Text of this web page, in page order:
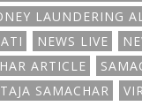
LAUNDERING
NEWS LIVE
ARTICLE
TAJA SAMACHAR